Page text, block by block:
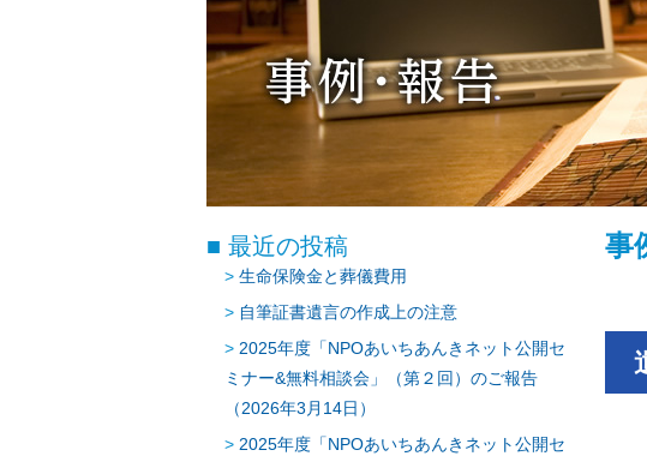
事
最近の投稿
生命保険金と葬儀費用
自筆証書遺言の作成上の注意
2025年度「NPOあいちあんきネット公開セ
ミナー&無料相談会」（第２回）のご報告
（2026年3月14日）
2025年度「NPOあいちあんきネット公開セ